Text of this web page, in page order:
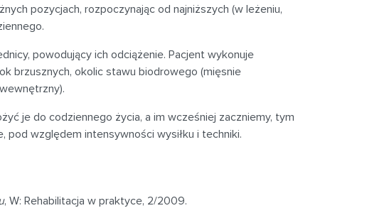
pozycjach, rozpoczynając od najniższych (w leżeniu,
powodujący ich odciążenie. Pacjent wykonuje
brzusznych, okolic stawu biodrowego (mięsnie
je do codziennego życia, a im wcześniej zaczniemy, tym
pod względem intensywności wysiłku i techniki.
, W: Rehabilitacja w praktyce, 2/2009.